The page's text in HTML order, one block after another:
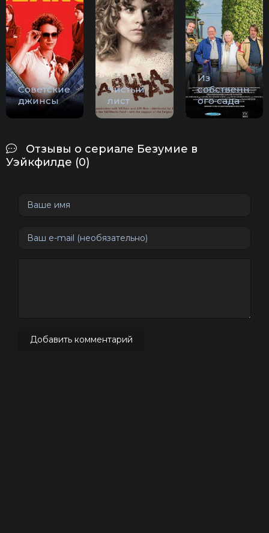
Советские
джинсы
Чистый
лист
Из
собственн
ого сада
Отзывы о сериале Безумие в
Уэйкфилде (0)
Добавить комментарий